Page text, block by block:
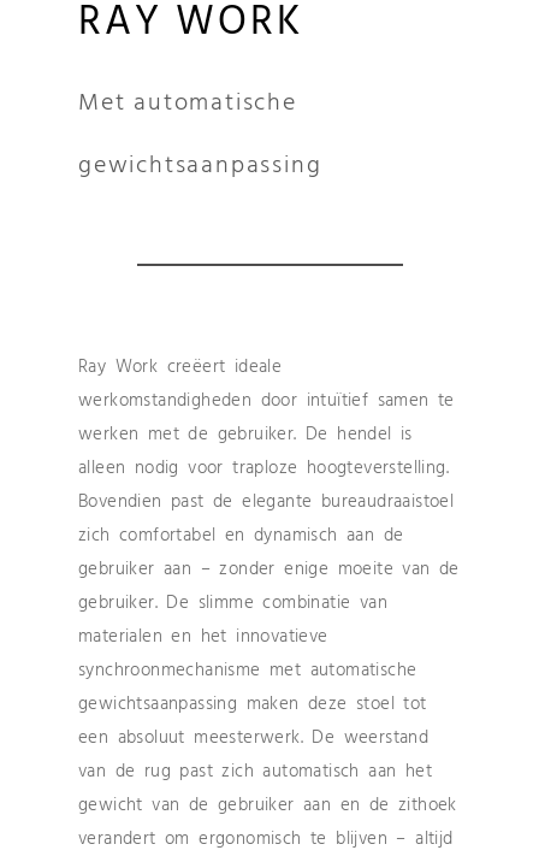
RAY WORK
Met automatische
gewichtsaanpassing
Ray Work creëert ideale
werkomstandigheden door intuïtief samen te
werken met de gebruiker. De hendel is
alleen nodig voor traploze hoogteverstelling.
Bovendien past de elegante bureaudraaistoel
zich comfortabel en dynamisch aan de
gebruiker aan – zonder enige moeite van de
gebruiker. De slimme combinatie van
materialen en het innovatieve
synchroonmechanisme met automatische
gewichtsaanpassing maken deze stoel tot
een absoluut meesterwerk. De weerstand
van de rug past zich automatisch aan het
gewicht van de gebruiker aan en de zithoek
verandert om ergonomisch te blijven – altijd